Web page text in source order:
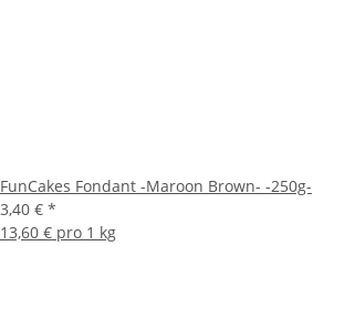
FunCakes Fondant -Maroon Brown- -250g-
3,40 € *
13,60 € pro 1 kg